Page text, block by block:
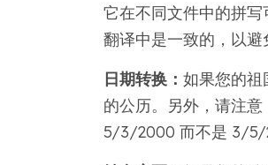
它在不同文件中的拼
翻译中是一致的，以避
日期转换： 如果您的祖
的公历。另外，请注
5/3/2000 而不是 3/5/